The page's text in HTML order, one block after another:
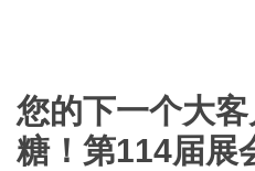
您的下一个大
糖！第114届展